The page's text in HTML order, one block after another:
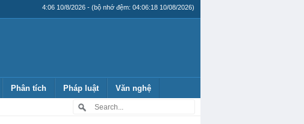
4:06 10/8/2026 - (bộ nhớ đệm: 04:06:18 10/08/2026)
Phân tích Pháp luật Văn nghệ